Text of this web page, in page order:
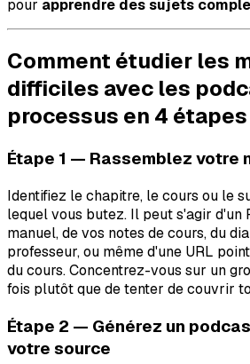
pour apprendre des sujets
Comment étudier les
difficiles avec les
processus en 4 étapes
Étape 1 — Rassemblez votre
Identifiez le chapitre, le cours ou le
lequel vous butez. Il peut s'agir d'un
manuel, de vos notes de cours, du
professeur, ou même d'une URL
du cours. Concentrez-vous sur un
fois plutôt que de tenter de couvrir
Étape 2 — Générez un
votre source